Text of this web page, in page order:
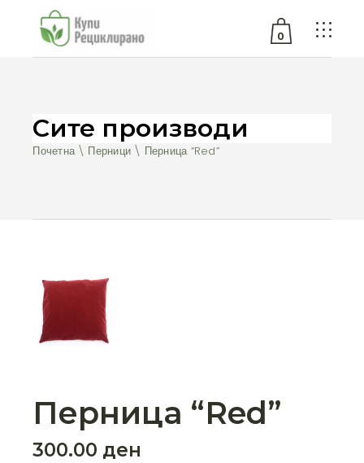
0
Сите производи
Почетна Перници Перница “Red”
Перница “Red”
300.00 ден